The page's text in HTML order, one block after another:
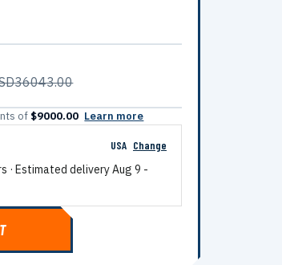
of $9000.00 Learn more
USA Change
· Estimated deliveryAug 9 -